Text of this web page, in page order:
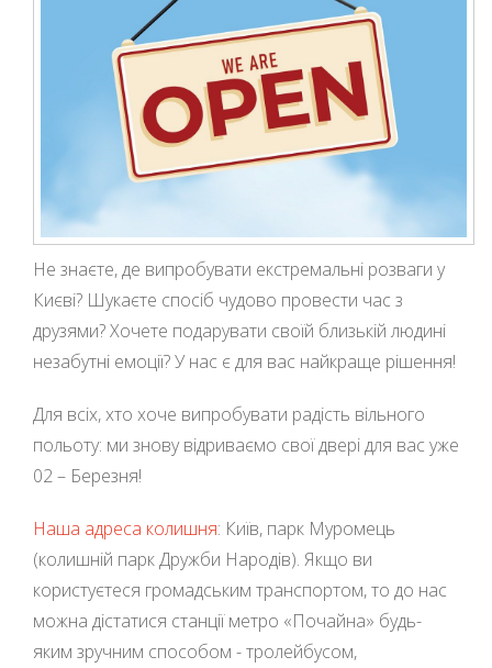
Не знаєте, де випробувати екстремальні розваги у
Києві? Шукаєте спосіб чудово провести час з
друзями? Хочете подарувати своїй близькій людині
незабутні емоції? У нас є для вас найкраще рішення!
Для всіх, хто хоче випробувати радість вільного
польоту: ми знову відриваємо свої двері для вас уже
02 – Березня!
Наша адреса колишня: Київ, парк Муромець
(колишній парк Дружби Народів). Якщо ви
користуєтеся громадським транспортом, то до нас
можна дістатися станції метро «Почайна» будь-
яким зручним способом - тролейбусом,